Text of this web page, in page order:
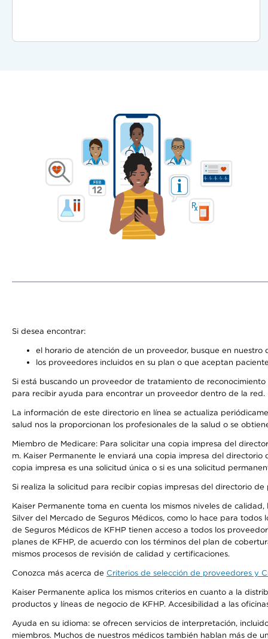
Si desea encontrar:
el horario de atención de un proveedor, busque en nuestro
los proveedores incluidos en su plan o que aceptan
Si está buscando un proveedor de tratamiento de
para recibir ayuda para encontrar un proveedor dentro de la red.
La información de este directorio en línea se actualiza
salud nos la proporcionan los profesionales de la salud o se
Miembro de Medicare: Para solicitar una copia impresa del
m. Kaiser Permanente le enviará una copia impresa del
copia impresa es una solicitud única o si es una solicitud
Si realiza la solicitud para recibir copias impresas del directorio
Kaiser Permanente toma en cuenta los mismos niveles de
Silver del Mercado de Seguros Médicos, como lo hace para
de Seguros Médicos de KFHP tienen acceso a todos los
planes de KFHP, de acuerdo con los términos del plan de
mismos procesos de revisión de calidad y certificaciones.
Conozca más acerca de Criterios de selección de proveedores y
Kaiser Permanente aplica los mismos criterios en cuanto a la
productos y líneas de negocio de KFHP. Accesibilidad a las
Ayuda en su idioma: se ofrecen servicios de interpretación,
miembros. Muchos de nuestros médicos también hablan más de